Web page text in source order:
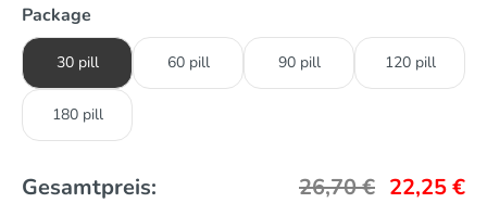
Package
30 pill 60 pill 90 pill 120 pill
180 pill
Gesamtpreis: 26,70€ 22,25€